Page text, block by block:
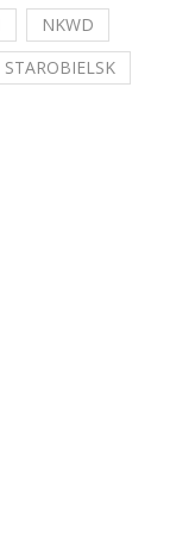
NKWD
STAROBIELSK